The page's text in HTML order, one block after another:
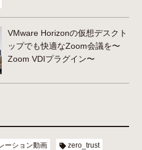
VMware Horizonの仮想デスクト
ップでも快適なZoom会議を〜
Zoom VDIプラグイン〜
ーション動画 zero_trust